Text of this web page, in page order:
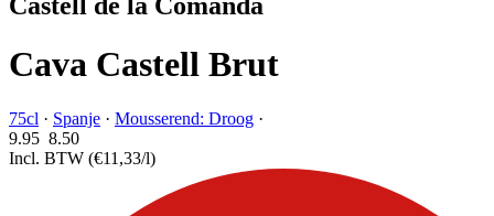
Cava Castell Brut
75cl · Spanje · Mousserend: Droog ·
9.95 8.50
Incl. BTW (€11,33/l)